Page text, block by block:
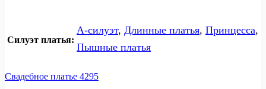
Силуэт платья:
А-силуэт, Длинные платья, Принцесса,
Пышные платья
Свадебное платье 4295